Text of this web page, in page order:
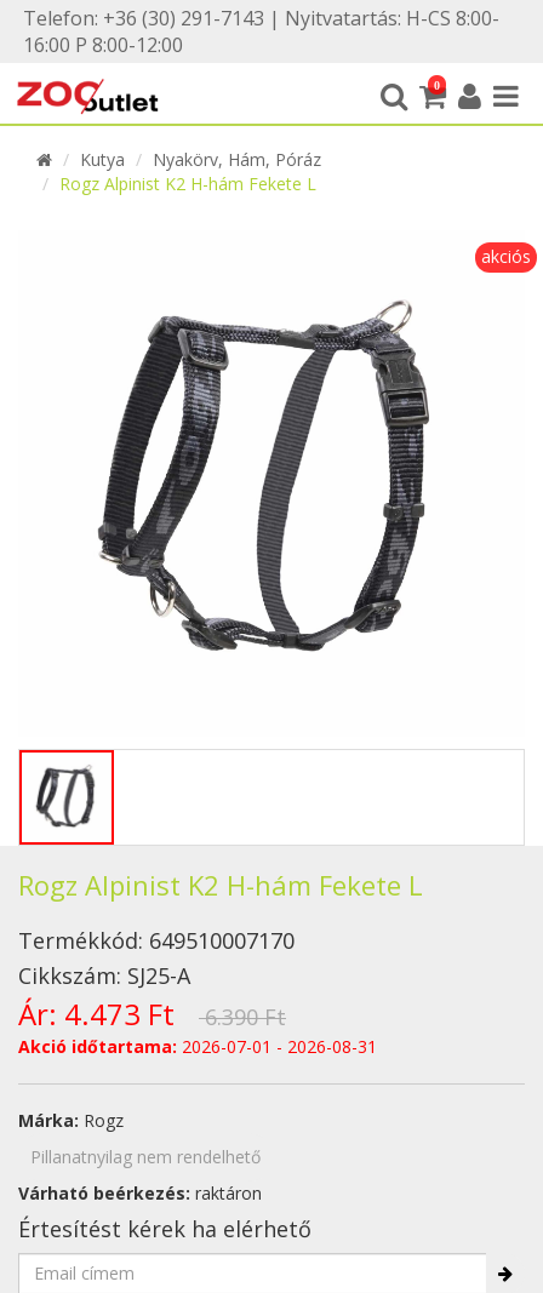
Telefon: +36 (30) 291-7143 | Nyitvatartás: H-CS 8:00-
16:00 P 8:00-12:00
0
Kutya
Nyakörv, Hám, Póráz
Rogz Alpinist K2 H-hám Fekete L
akciós
Rogz Alpinist K2 H-hám Fekete L
Termékkód: 649510007170
Cikkszám: SJ25-A
Ár: 4.473 Ft 6.390 Ft
Akció időtartama: 2026-07-01 - 2026-08-31
Márka: Rogz
Pillanatnyilag nem rendelhető
Várható beérkezés: raktáron
Értesítést kérek ha elérhető